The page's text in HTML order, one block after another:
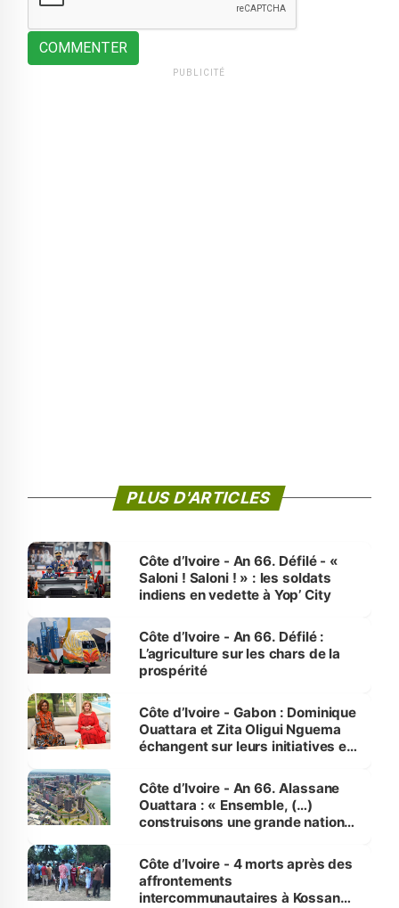
COMMENTER
PUBLICITÉ
PLUS D'ARTICLES
Côte d’Ivoire - An 66. Défilé - «
Saloni ! Saloni ! » : les soldats
indiens en vedette à Yop’ City
Côte d’Ivoire - An 66. Défilé :
L’agriculture sur les chars de la
prospérité
Côte d’Ivoire - Gabon : Dominique
Ouattara et Zita Oligui Nguema
échangent sur leurs initiatives en
enfants
Côte d’Ivoire - An 66. Alassane
Ouattara : « Ensemble, (…)
construisons une grande nation
générations futures »
Côte d’Ivoire - 4 morts après des
affrontements
intercommunautaires à Kossandji